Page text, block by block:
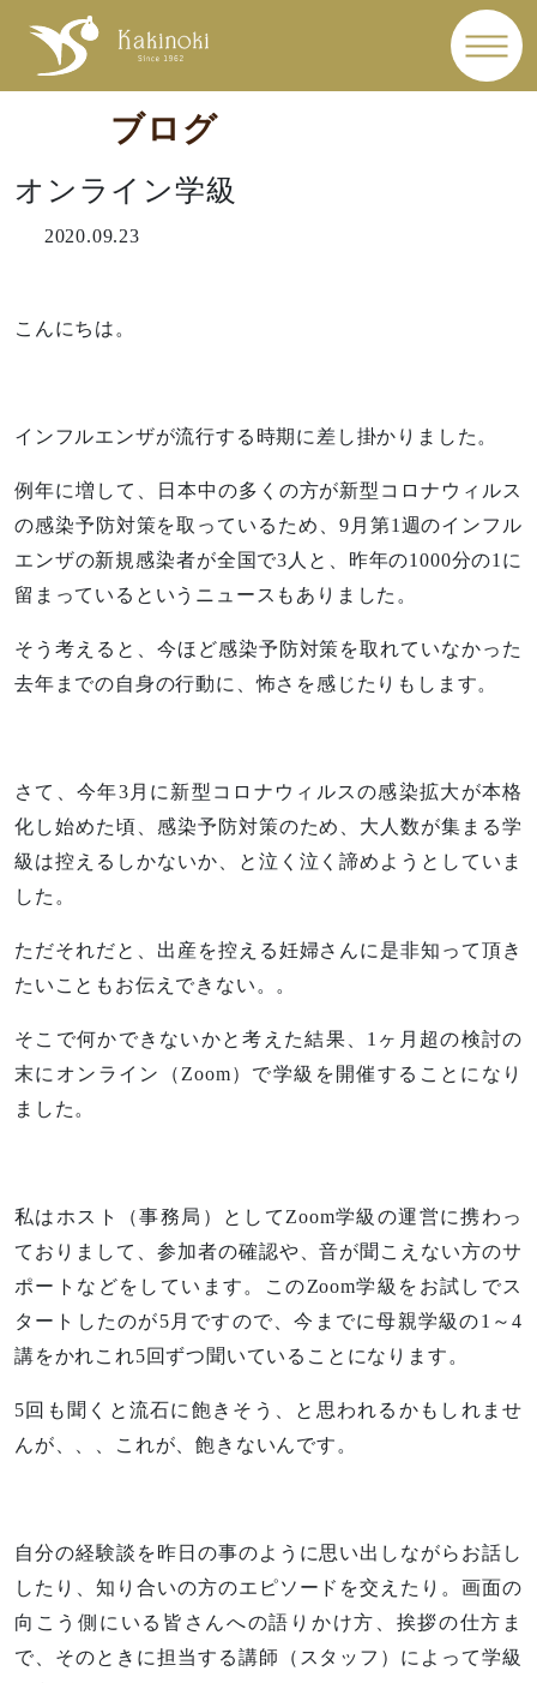
ブログ
オンライン学級
2020.09.23
こんにちは。
インフルエンザが流行する時期に差し掛かりました。
例年に増して、日本中の多くの方が新型コロナウィルス
の感染予防対策を取っているため、9月第1週のインフル
エンザの新規感染者が全国で3人と、昨年の1000分の1に
留まっているというニュースもありました。
そう考えると、今ほど感染予防対策を取れていなかった
去年までの自身の行動に、怖さを感じたりもします。
さて、今年3月に新型コロナウィルスの感染拡大が本格
化し始めた頃、感染予防対策のため、大人数が集まる学
級は控えるしかないか、と泣く泣く諦めようとしていま
した。
ただそれだと、出産を控える妊婦さんに是非知って頂き
たいこともお伝えできない。。
そこで何かできないかと考えた結果、1ヶ月超の検討の
末にオンライン（Zoom）で学級を開催することになり
ました。
私はホスト（事務局）としてZoom学級の運営に携わっ
ておりまして、参加者の確認や、音が聞こえない方のサ
ポートなどをしています。このZoom学級をお試しでス
タートしたのが5月ですので、今までに母親学級の1～4
講をかれこれ5回ずつ聞いていることになります。
5回も聞くと流石に飽きそう、と思われるかもしれませ
んが、、、これが、飽きないんです。
自分の経験談を昨日の事のように思い出しながらお話し
したり、知り合いの方のエピソードを交えたり。画面の
向こう側にいる皆さんへの語りかけ方、挨拶の仕方ま
で、そのときに担当する講師（スタッフ）によって学級